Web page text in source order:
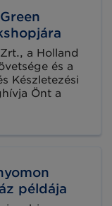
a Holland
és a
Készletezési
Önt a
online
órától.
példája